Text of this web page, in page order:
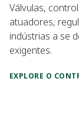
Válvulas,
atuadores,
indústrias a se
exigentes.
EXPLORE O